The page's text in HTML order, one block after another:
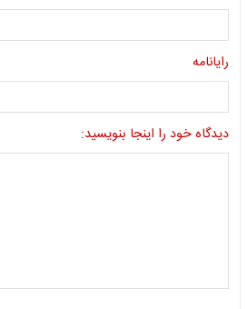
رایانامه
دیدگاه خود را اینجا بنویسید: